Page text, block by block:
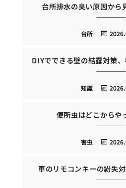
台所排水の臭い原因から
台所
DIYでできる壁の結露対策
知識
便所虫はどこからや
害虫
車のリモコンキーの紛失